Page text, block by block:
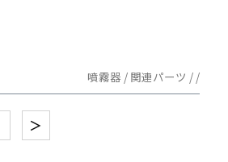
噴霧器 / 関連パーツ / /
＞